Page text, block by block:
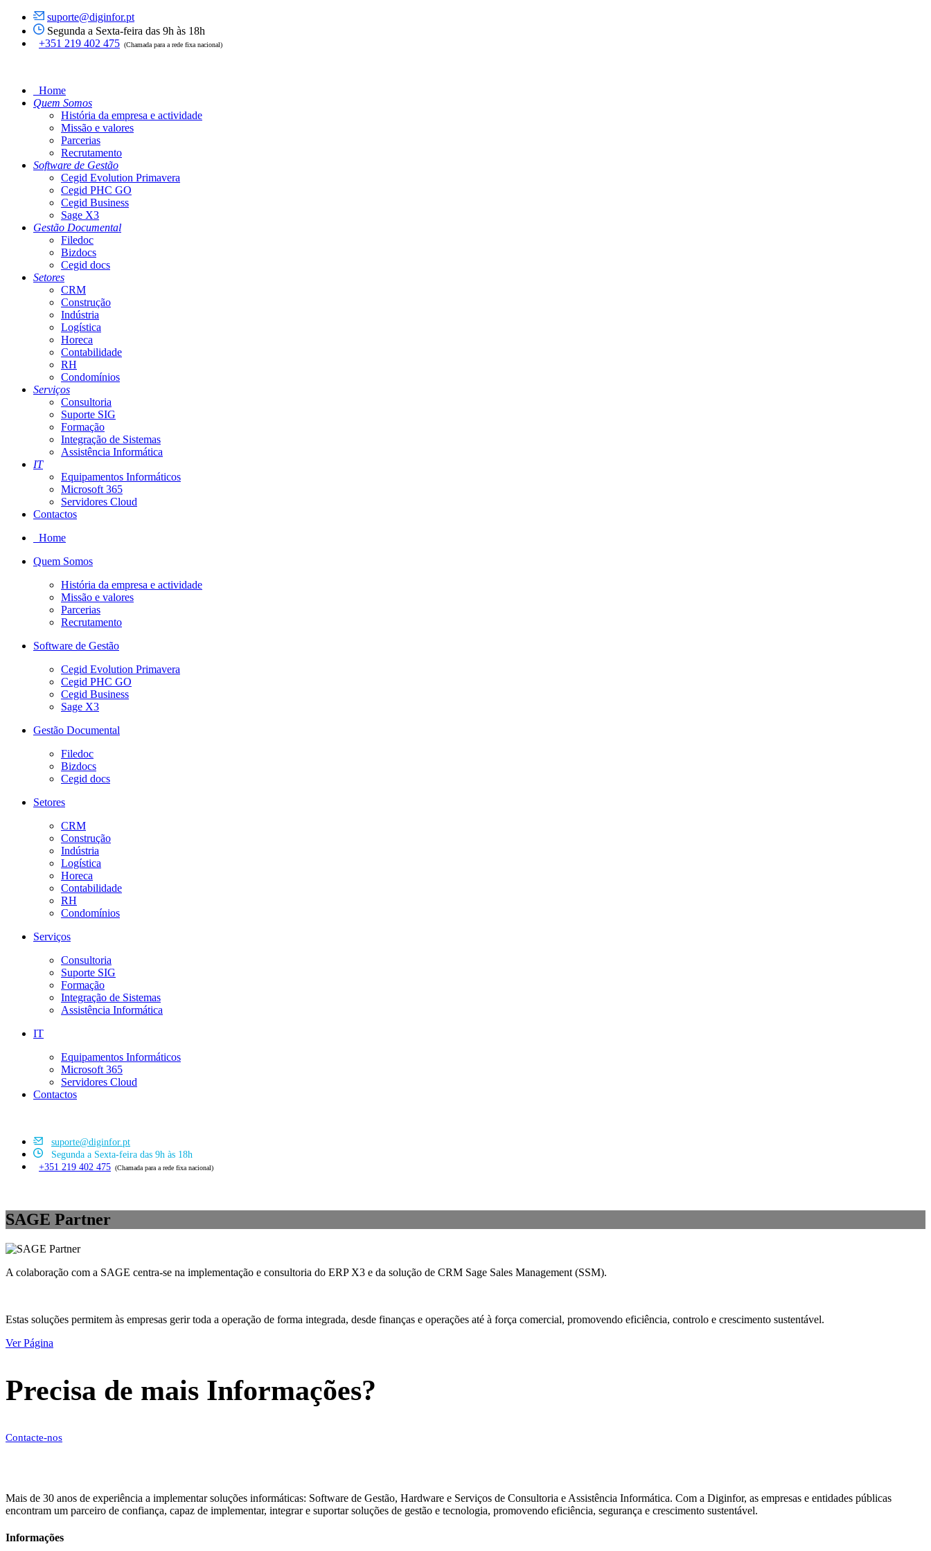
suporte@diginfor.pt
Segunda a Sexta-feira das 9h às 18h
+351 219 402 475 (Chamada para a rede fixa nacional)
Home
Quem Somos
História da empresa e actividade
Missão e valores
Parcerias
Recrutamento
Software de Gestão
Cegid Evolution Primavera
Cegid PHC GO
Cegid Business
Sage X3
Gestão Documental
Filedoc
Bizdocs
Cegid docs
Setores
CRM
Construção
Indústria
Logística
Horeca
Contabilidade
RH
Condomínios
Serviços
Consultoria
Suporte SIG
Formação
Integração de Sistemas
Assistência Informática
IT
Equipamentos Informáticos
Microsoft 365
Servidores Cloud
Contactos
Home
Quem Somos
História da empresa e actividade
Missão e valores
Parcerias
Recrutamento
Software de Gestão
Cegid Evolution Primavera
Cegid PHC GO
Cegid Business
Sage X3
Gestão Documental
Filedoc
Bizdocs
Cegid docs
Setores
CRM
Construção
Indústria
Logística
Horeca
Contabilidade
RH
Condomínios
Serviços
Consultoria
Suporte SIG
Formação
Integração de Sistemas
Assistência Informática
IT
Equipamentos Informáticos
Microsoft 365
Servidores Cloud
Contactos
suporte@diginfor.pt
Segunda a Sexta-feira das 9h às 18h
+351 219 402 475 (Chamada para a rede fixa nacional)
SAGE Partner
A colaboração com a SAGE centra-se na implementação e consultoria do ERP X3 e da solução de CRM Sage Sales Management (SSM).
Estas soluções permitem às empresas gerir toda a operação de forma integrada, desde finanças e operações até à força comercial, promovendo eficiência, controlo e crescimento sustentável.
Ver Página
Precisa de mais Informações?
Contacte-nos
Mais de 30 anos de experiência a implementar soluções informáticas: Software de Gestão, Hardware e Serviços de Consultoria e Assistência Informática. Com a Diginfor, as empresas e entidades públicas
encontram um parceiro de confiança, capaz de implementar, integrar e suportar soluções de gestão e tecnologia, promovendo eficiência, segurança e crescimento sustentável.
Informações